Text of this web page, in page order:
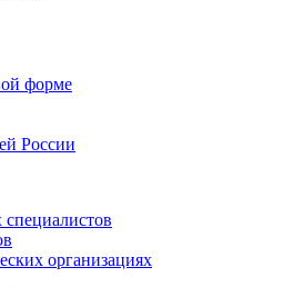
форме
России
организациях